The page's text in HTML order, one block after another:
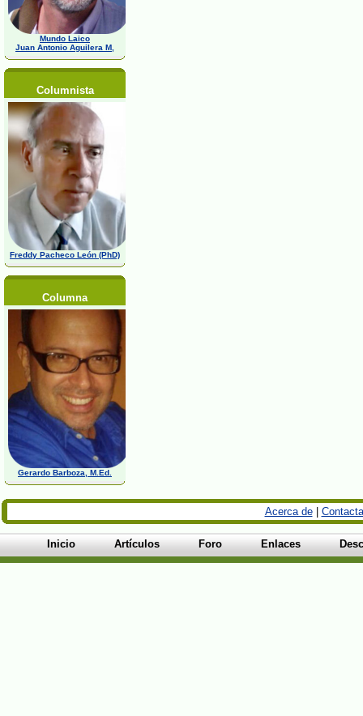
Mundo Laico
Juan Antonio Aguilera M,
Columnista
Freddy Pacheco León (PhD)
Columna
Gerardo Barboza, M.Ed.
Acerca de|
Inicio Artículos Foro Enlaces